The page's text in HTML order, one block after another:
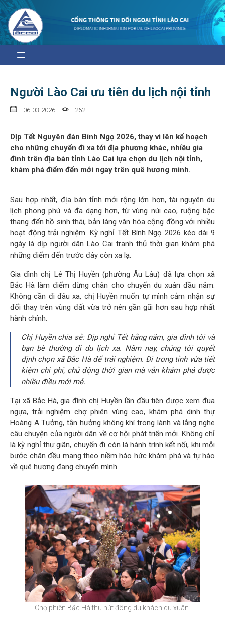
Người Lào Cai ưu tiên du lịch nội tỉnh
06-03-2026 262
Dịp Tết Nguyên đán Bính Ngọ 2026, thay vì lên kế hoạch
cho những chuyến đi xa tới địa phương khác, nhiều gia
đình trên địa bàn tỉnh Lào Cai lựa chọn du lịch nội tỉnh,
khám phá điểm đến mới ngay trên quê hương mình.
Sau hợp nhất, địa bàn tỉnh mới rộng lớn hơn, tài nguyên du
lịch phong phú và đa dạng hơn, từ vùng núi cao, ruộng bậc
thang đến hồ sinh thái, bản làng văn hóa cộng đồng với nhiều
hoạt động trải nghiệm. Kỳ nghỉ Tết Bính Ngọ 2026 kéo dài 9
ngày là dịp người dân Lào Cai tranh thủ thời gian khám phá
những điểm đến trước đây còn xa lạ.
Gia đình chị Lê Thị Huyền (phường Âu Lâu) đã lựa chọn xã
Bắc Hà làm điểm dừng chân cho chuyến du xuân đầu năm.
Không cần đi đâu xa, chị Huyền muốn tự mình cảm nhận sự
đổi thay trên vùng đất vừa trở nên gần gũi hơn sau hợp nhất
hành chính.
Chị Huyền chia sẻ: Dịp nghỉ Tết hằng năm, gia đình tôi và
bạn bè thường đi du lịch xa. Năm nay, chúng tôi quyết
định chọn xã Bắc Hà để trải nghiệm. Đi trong tỉnh vừa tiết
kiệm chi phí, chủ động thời gian mà vẫn khám phá được
nhiều điều mới mẻ.
Tại xã Bắc Hà, gia đình chị Huyền lần đầu tiên được xem đua
ngựa, trải nghiệm chợ phiên vùng cao, khám phá dinh thự
Hoàng A Tưởng, tận hưởng không khí trong lành và lắng nghe
câu chuyện của người dân về cơ hội phát triển mới. Không chỉ
là kỳ nghỉ thư giãn, chuyến đi còn là hành trình kết nối, khi mỗi
bước chân đều mang theo niềm háo hức khám phá và tự hào
về quê hương đang chuyển mình.
Chợ phiên Bắc Hà thu hút đông du khách du xuân.